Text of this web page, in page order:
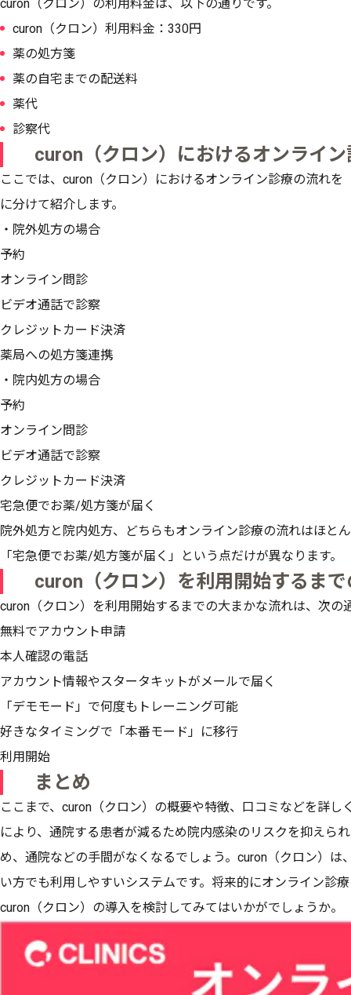
curon（クロン）の利用料金は、以下の通りです。
curon（クロン）利用料金：330円
薬の処方箋
薬の自宅までの配送料
薬代
診察代
curon（クロン）におけるオンライ
ここでは、curon（クロン）におけるオンライン診療の流れ
に分けて紹介します。
・院外処方の場合
予約
オンライン問診
ビデオ通話で診察
クレジットカード決済
薬局への処方箋連携
・院内処方の場合
予約
オンライン問診
ビデオ通話で診察
クレジットカード決済
宅急便でお薬/処方箋が届く
院外処方と院内処方、どちらもオンライン診療の流れはほと
「宅急便でお薬/処方箋が届く」という点だけが異なります。
curon（クロン）を利用開始するま
curon（クロン）を利用開始するまでの大まかな流れは、次の
無料でアカウント申請
本人確認の電話
アカウント情報やスタータキットがメールで届く
「デモモード」で何度もトレーニング可能
好きなタイミングで「本番モード」に移行
利用開始
まとめ
ここまで、curon（クロン）の概要や特徴、口コミなどを詳
により、通院する患者が減るため院内感染のリスクを抑えら
め、通院などの手間がなくなるでしょう。curon（クロン）
い方でも利用しやすいシステムです。将来的にオンライン診
curon（クロン）の導入を検討してみてはいかがでしょうか。